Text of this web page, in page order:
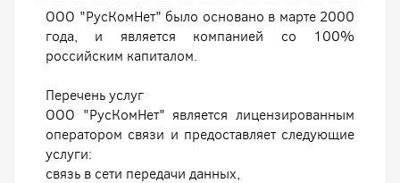
ООО "РусКомНет" было основано в марте 2000
года, и является компанией со 100%
российским капиталом.
Перечень услуг
ООО "РусКомНет" является лицензированным
оператором связи и предоставляет следующие
услуги:
связь в сети передачи данных,